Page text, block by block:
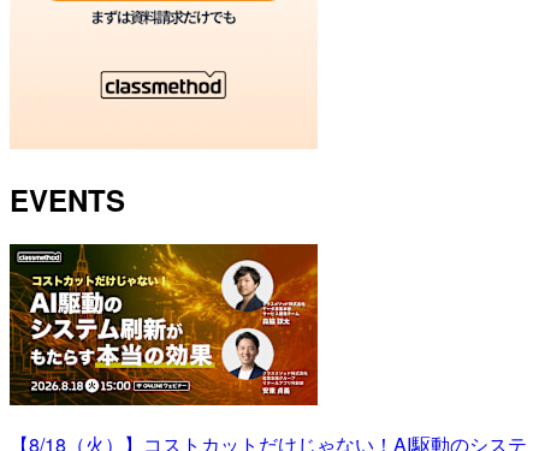
EVENTS
【8/18（火）】コストカットだけじゃない！AI駆動のシステ